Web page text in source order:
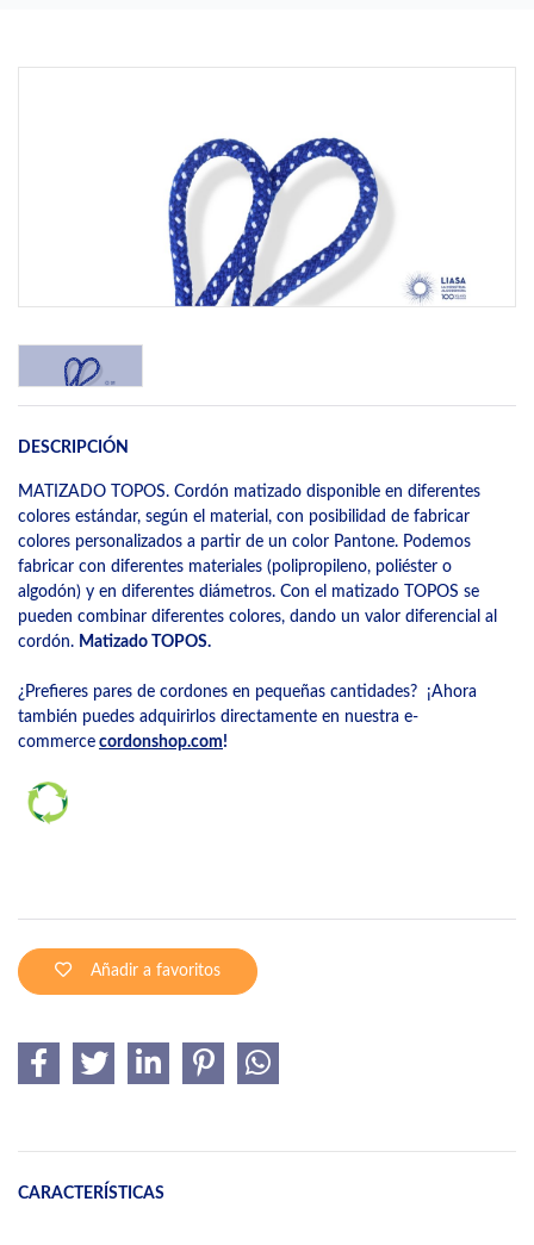
DESCRIPCIÓN
MATIZADO TOPOS. Cordón matizado disponible en diferentes
colores estándar, según el material, con posibilidad de fabricar
colores personalizados a partir de un color Pantone. Podemos
fabricar con diferentes materiales (polipropileno, poliéster o
algodón) y en diferentes diámetros. Con el matizado TOPOS se
pueden combinar diferentes colores, dando un valor diferencial al
cordón. Matizado TOPOS.
¿Prefieres pares de cordones en pequeñas cantidades? ¡Ahora
también puedes adquirirlos directamente en nuestra e-
commerce cordonshop.com!
Añadir a favoritos
CARACTERÍSTICAS